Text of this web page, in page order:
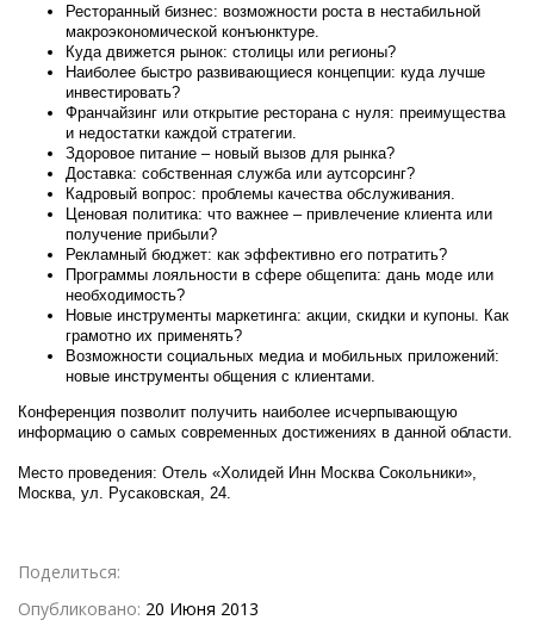
Ресторанный бизнес: возможности роста в нестабильной
макроэкономической конъюнктуре.
Куда движется рынок: столицы или регионы?
Наиболее быстро развивающиеся концепции: куда лучше
инвестировать?
Франчайзинг или открытие ресторана с нуля: преимущества
и недостатки каждой стратегии.
Здоровое питание – новый вызов для рынка?
Доставка: собственная служба или аутсорсинг?
Кадровый вопрос: проблемы качества обслуживания.
Ценовая политика: что важнее – привлечение клиента или
получение прибыли?
Рекламный бюджет: как эффективно его потратить?
Программы лояльности в сфере общепита: дань моде или
необходимость?
Новые инструменты маркетинга: акции, скидки и купоны. Как
грамотно их применять?
Возможности социальных медиа и мобильных приложений:
новые инструменты общения с клиентами.
Конференция позволит получить наиболее исчерпывающую
информацию о самых современных достижениях в данной области.
Место проведения: Отель «Холидей Инн Москва Сокольники»,
Москва, ул. Русаковская, 24.
Поделиться:
Опубликовано: 20 Июня 2013